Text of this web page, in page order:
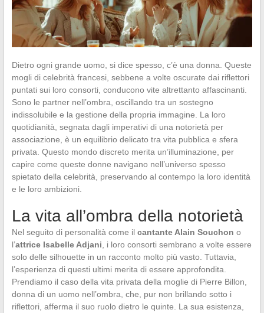
Dietro ogni grande uomo, si dice spesso, c’è una donna. Queste
mogli di celebrità francesi, sebbene a volte oscurate dai riflettori
puntati sui loro consorti, conducono vite altrettanto affascinanti.
Sono le partner nell’ombra, oscillando tra un sostegno
indissolubile e la gestione della propria immagine. La loro
quotidianità, segnata dagli imperativi di una notorietà per
associazione, è un equilibrio delicato tra vita pubblica e sfera
privata. Questo mondo discreto merita un’illuminazione, per
capire come queste donne navigano nell’universo spesso
spietato della celebrità, preservando al contempo la loro identità
e le loro ambizioni.
La vita all’ombra della notorietà
Nel seguito di personalità come il cantante Alain Souchon o
l’attrice Isabelle Adjani , i loro consorti sembrano a volte essere
solo delle silhouette in un racconto molto più vasto. Tuttavia,
l’esperienza di questi ultimi merita di essere approfondita.
Prendiamo il caso della vita privata della moglie di Pierre Billon,
donna di un uomo nell’ombra, che, pur non brillando sotto i
riflettori, afferma il suo ruolo dietro le quinte. La sua esistenza,